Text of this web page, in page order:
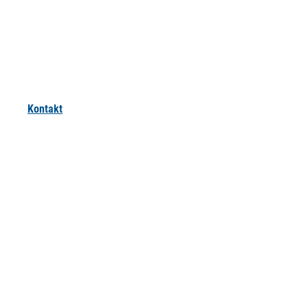
Kontakt